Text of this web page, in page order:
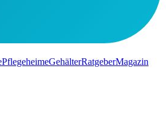
PflegeheimeGehälterRatgeberMagazin